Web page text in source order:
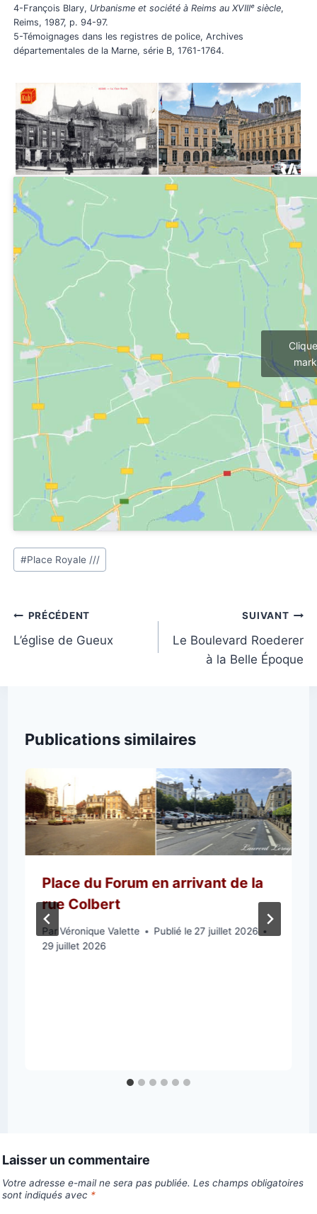
4-François Blary, Urbanisme et société à Reims au XVIIIᵉ siècle,
Reims, 1987, p. 94-97.
5-Témoignages dans les registres de police, Archives
départementales de la Marne, série B, 1761-1764.
Étiquettes
de
publication :
#Place Royale ///
Navigation
de
PRÉCÉDENT
L’église de Gueux
SUIVANT
Le Boulevard Roederer
à la Belle Époque
Publications similaires
Place du Forum en arrivant de la
rue Colbert
Par Véronique Valette Publié le 27 juillet 2026
29 juillet 2026
Laisser un commentaire
Votre adresse e-mail ne sera pas publiée. Les champs obligatoires
sont indiqués avec *